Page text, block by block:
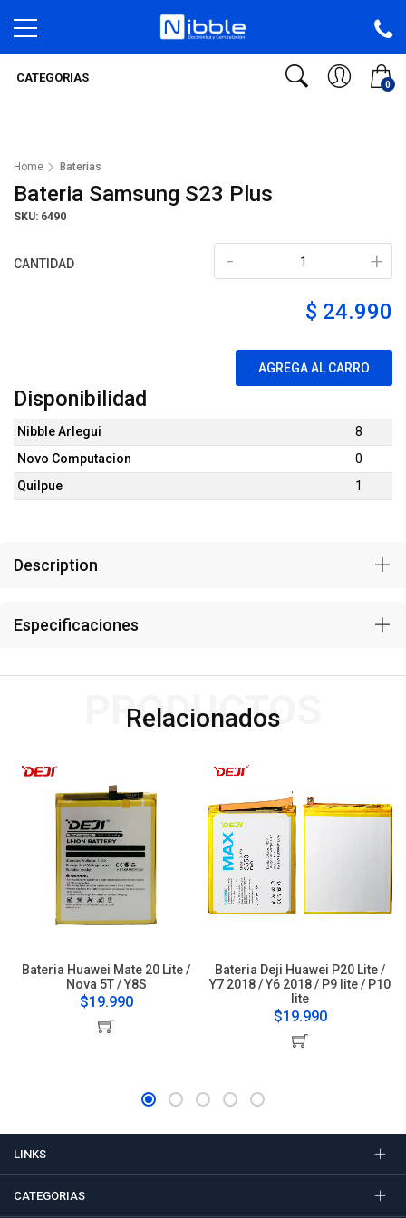
0
CATEGORIAS
Home Baterias
Bateria Samsung S23 Plus
SKU: 6490
CANTIDAD +
-
$ 24.990
AGREGA AL CARRO
Disponibilidad
Nibble Arlegui
8
Novo Computacion
0
Quilpue
1
Description
Especificaciones
Relacionados
PRODUCTOS
Bateria Huawei Mate 20 Lite /
Nova 5T / Y8S
$19.990
Bateria Deji Huawei P20 Lite /
Y7 2018 / Y6 2018 / P9 lite / P10
lite
$19.990
LINKS
CATEGORIAS